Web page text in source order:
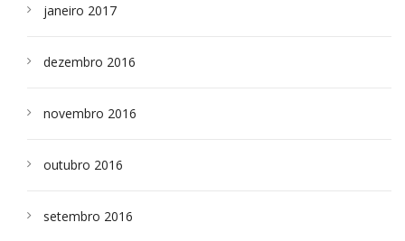
janeiro 2017
dezembro 2016
novembro 2016
outubro 2016
setembro 2016